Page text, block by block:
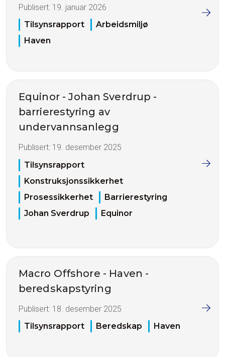
Publisert: 19. januar 2026
Tilsynsrapport
Arbeidsmiljø
Haven
Equinor - Johan Sverdrup -
barrierestyring av
undervannsanlegg
Publisert: 19. desember 2025
Tilsynsrapport
Konstruksjonssikkerhet
Prosessikkerhet
Barrierestyring
Johan Sverdrup
Equinor
Macro Offshore - Haven -
beredskapstyring
Publisert: 18. desember 2025
Tilsynsrapport
Beredskap Haven